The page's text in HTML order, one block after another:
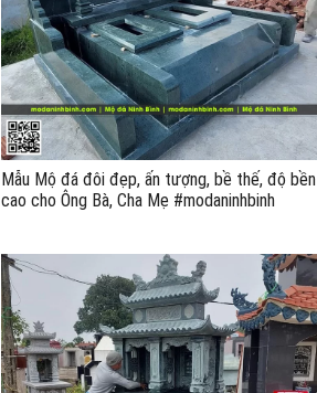
Mẫu Mộ đá đôi đẹp, ấn tượng, bề thế, độ bền
cao cho Ông Bà, Cha Mẹ #modaninhbinh